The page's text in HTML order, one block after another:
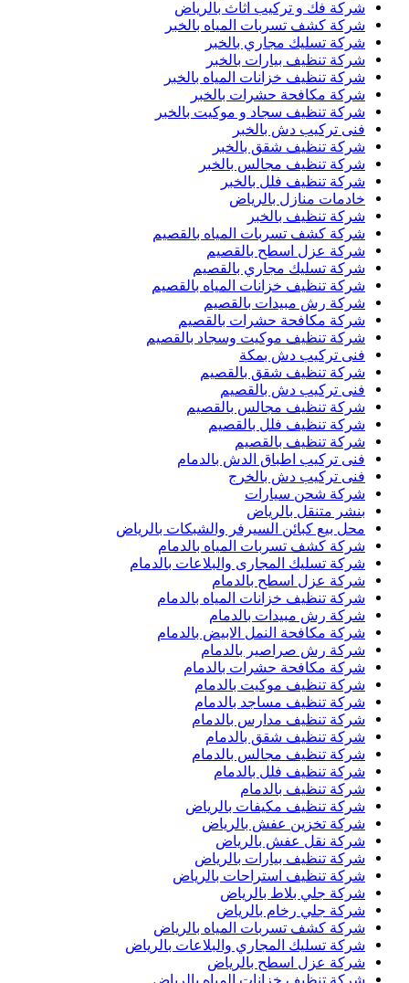
شركة فك و تركيب اثاث بالرياض
شركة كشف تسربات المياه بالخبر
شركة تسليك مجاري بالخبر
شركة تنظيف بيارات بالخبر
شركة تنظيف خزانات المياه بالخبر
شركة مكافحة حشرات بالخبر
شركة تنظيف سجاد و موكيت بالخبر
فنى تركيب دش بالخبر
شركة تنظيف شقق بالخبر
شركة تنظيف مجالس بالخبر
شركة تنظيف فلل بالخبر
خادمات منازل بالرياض
شركة تنظيف بالخبر
شركة كشف تسربات المياه بالقصيم
شركة عزل اسطح بالقصيم
شركة تسليك مجاري بالقصيم
شركة تنظيف خزانات المياه بالقصيم
شركة رش مبيدات بالقصيم
شركة مكافحة حشرات بالقصيم
شركة تنظيف موكيت وسجاد بالقصيم
فنى تركيب دش بمكة
شركة تنظيف شقق بالقصيم
فنى تركيب دش بالقصيم
شركة تنظيف مجالس بالقصيم
شركة تنظيف فلل بالقصيم
شركة تنظيف بالقصيم
فنى تركيب اطباق الدش بالدمام
فنى تركيب دش بالخرج
شركة شحن سيارات
بنشر متنقل بالرياض
محل بيع كبائن السيرفر والشبكات بالرياض
شركة كشف تسربات المياه بالدمام
شركة تسليك المجارى والبلاعات بالدمام
شركة عزل اسطح بالدمام
شركة تنظيف خزانات المياه بالدمام
شركة رش مبيدات بالدمام
شركة مكافحة النمل الابيض بالدمام
شركة رش صراصير بالدمام
شركة مكافحة حشرات بالدمام
شركة تنظيف موكيت بالدمام
شركة تنظيف مساجد بالدمام
شركة تنظيف مدارس بالدمام
شركة تنظيف شقق بالدمام
شركة تنظيف مجالس بالدمام
شركة تنظيف فلل بالدمام
شركة تنظيف بالدمام
شركة تنظيف مكيفات بالرياض
شركة تخزين عفش بالرياض
شركة نقل عفش بالرياض
شركة تنظيف بيارات بالرياض
شركة تنظيف استراحات بالرياض
شركة جلي بلاط بالرياض
شركة جلي رخام بالرياض
شركة كشف تسربات المياه بالرياض
شركة تسليك المجاري والبلاعات بالرياض
شركة عزل اسطح بالرياض